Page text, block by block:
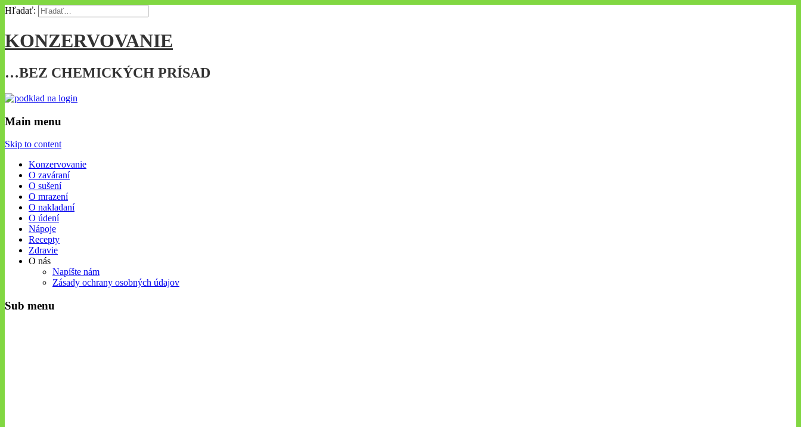
Hľadať:
KONZERVOVANIE
…BEZ CHEMICKÝCH PRÍSAD
Main menu
Skip to content
Konzervovanie
O zaváraní
O sušení
O mrazení
O nakladaní
O údení
Nápoje
Recepty
Zdravie
O nás
Napíšte nám
Zásady ochrany osobných údajov
Sub menu